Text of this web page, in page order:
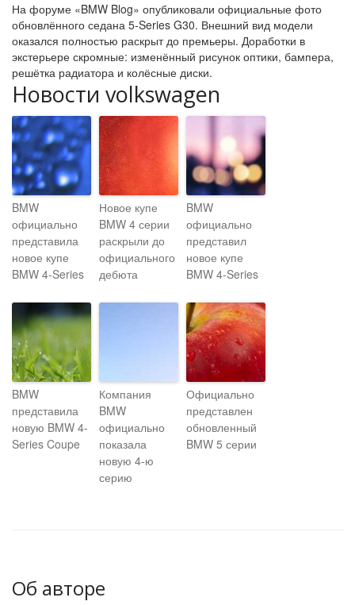
На форуме «BMW Blog» опубликовали официальные фото
обновлённого седана 5-Series G30. Внешний вид модели
оказался полностью раскрыт до премьеры. Доработки в
экстерьере скромные: изменённый рисунок оптики, бампера,
решётка радиатора и колёсные диски.
Новости volkswagen
BMW
официально
представила
новое купе
BMW 4-Series
Новое купе
BMW 4 серии
раскрыли до
официального
дебюта
BMW
официально
представил
новое купе
BMW 4-Series
BMW
представила
новую BMW 4-
Series Coupe
Компания
BMW
официально
показала
новую 4-ю
серию
Официально
представлен
обновленный
BMW 5 серии
Об авторе